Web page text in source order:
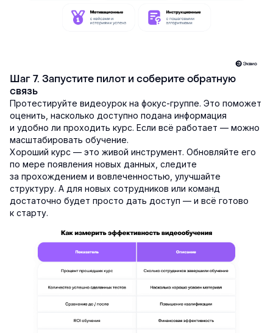
Шаг 7. Запустите пилот и соберите обратную
связь
Протестируйте видеоурок на фокус-группе. Это поможет
оценить, насколько доступно подана информация
и удобно ли проходить курс. Если всё работает — можно
масштабировать обучение.
Хороший курс — это живой инструмент. Обновляйте его
по мере появления новых данных, следите
за прохождением и вовлеченностью, улучшайте
структуру. А для новых сотрудников или команд
достаточно будет просто дать доступ — и всё готово
к старту.